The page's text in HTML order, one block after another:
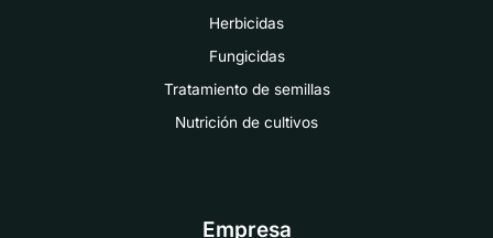
Herbicidas
Fungicidas
Tratamiento de semillas
Nutrición de cultivos
Empresa